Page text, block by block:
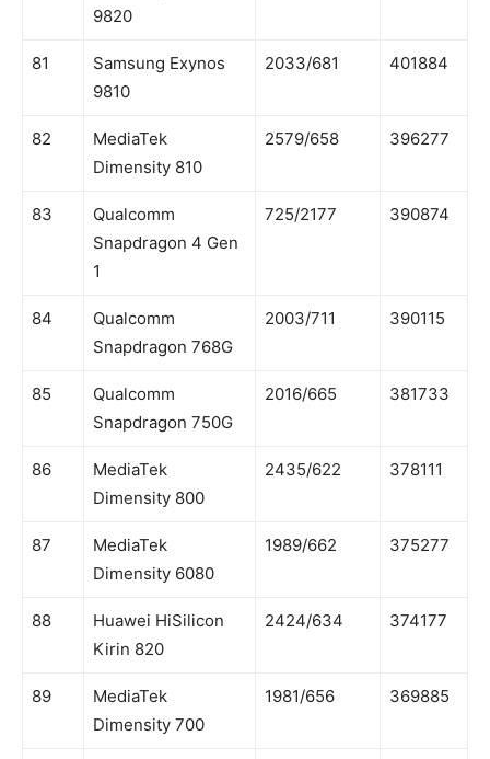
9820
81
Samsung Exynos
9810
2033/681 401884
82
MediaTek
Dimensity 810
2579/658 396277
83
Qualcomm
Snapdragon 4 Gen
1
725/2177 390874
84
Qualcomm
Snapdragon 768G
2003/711 390115
85
Qualcomm
Snapdragon 750G
2016/665 381733
86
MediaTek
Dimensity 800
2435/622 378111
87
MediaTek
Dimensity 6080
1989/662 375277
88
Huawei HiSilicon
Kirin 820
2424/634 374177
89
MediaTek
Dimensity 700
1981/656 369885